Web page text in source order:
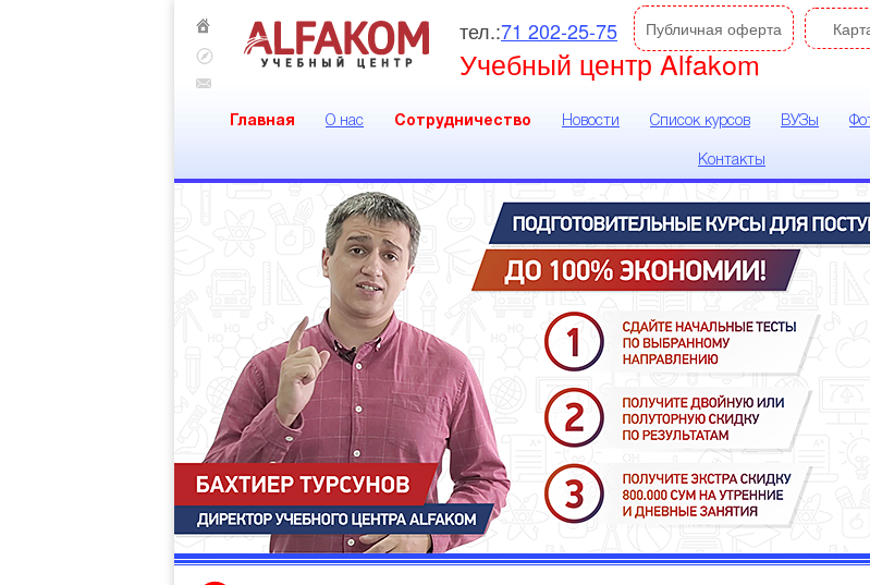
тел.:71 202-25-75 Публичная оферта
Учебный центр Alfakom
Главная О нас Сотрудничество Новости Список курсов ВУЗы
Контакты